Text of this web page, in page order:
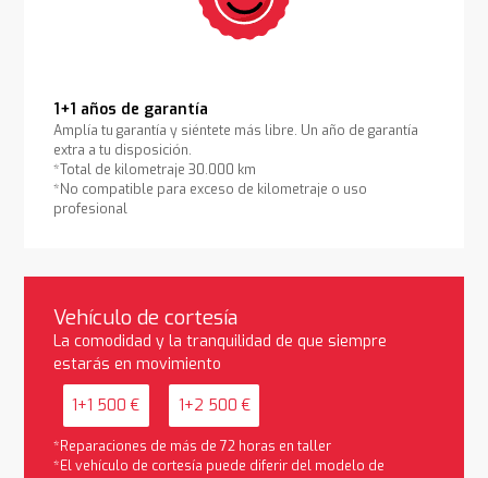
1+1 años de garantía
Amplía tu garantía y siéntete más libre. Un año de garantía
extra a tu disposición.
*Total de kilometraje 30.000 km
*No compatible para exceso de kilometraje o uso
profesional
Vehículo de cortesía
La comodidad y la tranquilidad de que siempre
estarás en movimiento
1+1 500 € 1+2 500 €
*Reparaciones de más de 72 horas en taller
*El vehículo de cortesía puede diferir del modelo de